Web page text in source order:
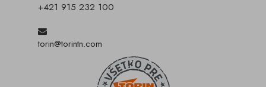
+421 915 232 100
torin@torintn.com